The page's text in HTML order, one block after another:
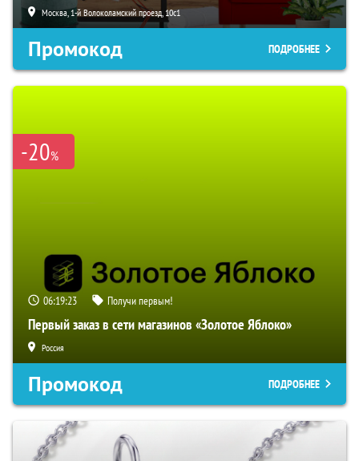
Москва, 1-й Волоколамский проезд, 10с1
Промокод ПОДРОБНЕЕ
-20%
06:19:22 Получи первым!
Первый заказ в сети магазинов «Золотое Яблоко»
Россия
Промокод ПОДРОБНЕЕ